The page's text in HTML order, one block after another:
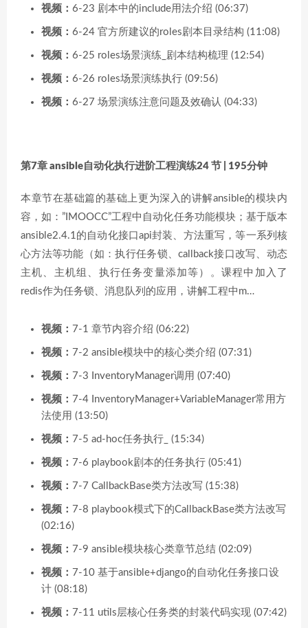
视频： 6-23 剧本中的include用法介绍 (06:37)
视频： 6-24 官方所建议的roles剧本目录结构 (11:08)
视频： 6-25 roles场景演练_剧本结构梳理 (12:54)
视频： 6-26 roles场景演练执行 (09:56)
视频： 6-27 场景演练注意问题及效确认 (04:33)
第7章 ansible自动化执行进阶工程演练24 节 | 195分钟
本章节在基础篇的基础上更为深入的讲解ansible的模块内
容，如：”IMOOCC”工程中自动化任务功能模块；基于版本
ansible2.4.1的自动化接口api封装、方法重写，等一系列核
心方法等功能（如：执行任务锁、callback接口改写、动态
主机、主机组、执行任务变量添加等）。课程中加入了
redis作为任务锁、消息队列的应用，讲解工程中m…
视频： 7-1 章节内容介绍 (06:22)
视频： 7-2 ansible模块中的核心类介绍 (07:31)
视频： 7-3 InventoryManager调用 (07:40)
视频： 7-4 InventoryManager+VariableManager常用方
法使用 (13:50)
视频： 7-5 ad-hoc任务执行_ (15:34)
视频： 7-6 playbook剧本的任务执行 (05:41)
视频： 7-7 CallbackBase类方法改写 (15:38)
视频： 7-8 playbook模式下的CallbackBase类方法改写
(02:16)
视频： 7-9 ansible模块核心类章节总结 (02:09)
视频： 7-10 基于ansible+django的自动化任务接口设
计 (08:18)
视频： 7-11 utils层核心任务类的封装代码实现 (07:42)